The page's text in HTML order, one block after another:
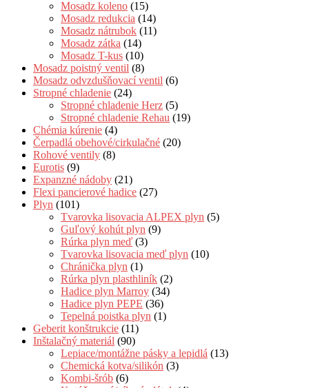
Mosadz koleno (15)
Mosadz redukcia (14)
Mosadz nátrubok (11)
Mosadz zátka (14)
Mosadz T-kus (10)
Mosadz poistný ventil (8)
Mosadz odvzdušňovací ventil (6)
Stropné chladenie (24)
Stropné chladenie Herz (5)
Stropné chladenie Rehau (19)
Chémia kúrenie (4)
Čerpadlá obehové/cirkulačné (20)
Rohové ventily (8)
Eurotis (9)
Expanzné nádoby (21)
Flexi pancierové hadice (27)
Plyn (101)
Tvarovka lisovacia ALPEX plyn (5)
Guľový kohút plyn (9)
Rúrka plyn meď (3)
Tvarovka lisovacia meď plyn (10)
Chránička plyn (1)
Rúrka plyn plasthliník (2)
Hadice plyn Marroy (34)
Hadice plyn PEPE (36)
Tepelná poistka plyn (1)
Geberit konštrukcie (11)
Inštalačný materiál (90)
Lepiace/montážne pásky a lepidlá (13)
Chemická kotva/silikón (3)
Kombi-šrób (6)